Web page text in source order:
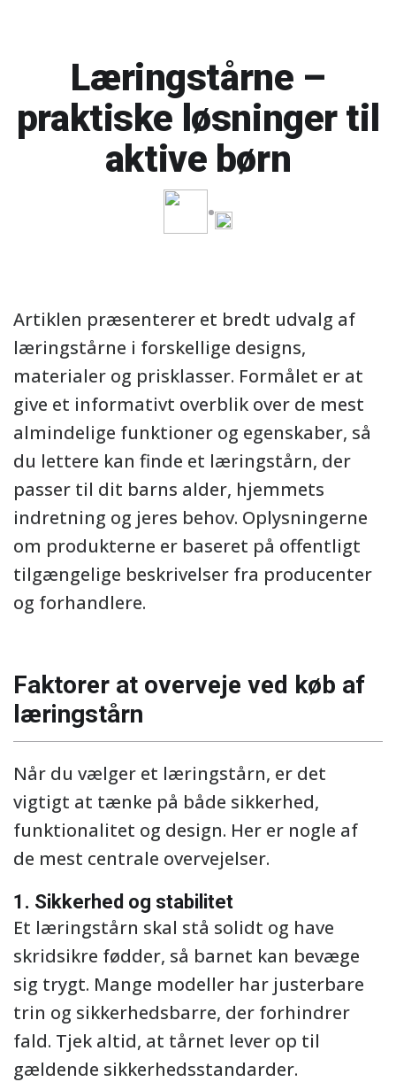
Læringstårne –
praktiske løsninger til
aktive børn
Artiklen præsenterer et bredt udvalg af
læringstårne i forskellige designs,
materialer og prisklasser. Formålet er at
give et informativt overblik over de mest
almindelige funktioner og egenskaber, så
du lettere kan finde et læringstårn, der
passer til dit barns alder, hjemmets
indretning og jeres behov. Oplysningerne
om produkterne er baseret på offentligt
tilgængelige beskrivelser fra producenter
og forhandlere.
Faktorer at overveje ved køb af
læringstårn
Når du vælger et læringstårn, er det
vigtigt at tænke på både sikkerhed,
funktionalitet og design. Her er nogle af
de mest centrale overvejelser.
1. Sikkerhed og stabilitet
Et læringstårn skal stå solidt og have
skridsikre fødder, så barnet kan bevæge
sig trygt. Mange modeller har justerbare
trin og sikkerhedsbarre, der forhindrer
fald. Tjek altid, at tårnet lever op til
gældende sikkerhedsstandarder.